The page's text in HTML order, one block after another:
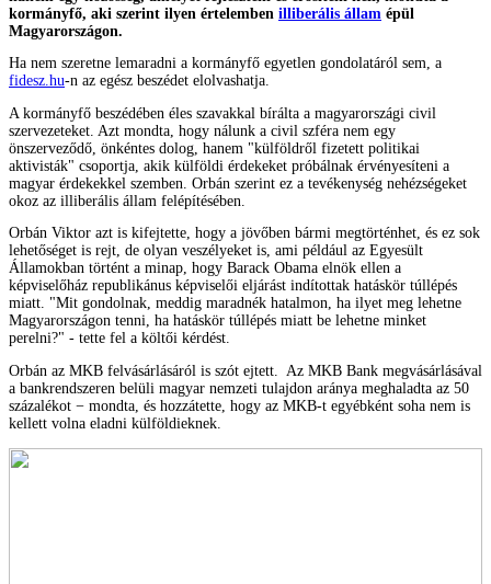
kormányfő, aki szerint ilyen értelemben illiberális állam épül
Magyarországon.
Ha nem szeretne lemaradni a kormányfő egyetlen gondolatáról sem, a
fidesz.hu-n az egész beszédet elolvashatja.
A kormányfő beszédében éles szavakkal bírálta a magyarországi civil
szervezeteket. Azt mondta, hogy nálunk a civil szféra nem egy
önszerveződő, önkéntes dolog, hanem "külföldről fizetett politikai
aktivisták" csoportja, akik külföldi érdekeket próbálnak érvényesíteni a
magyar érdekekkel szemben. Orbán szerint ez a tevékenység nehézségeket
okoz az illiberális állam felépítésében.
Orbán Viktor azt is kifejtette, hogy a jövőben bármi megtörténhet, és ez sok
lehetőséget is rejt, de olyan veszélyeket is, ami például az Egyesült
Államokban történt a minap, hogy Barack Obama elnök ellen a
képviselőház republikánus képviselői eljárást indítottak hatáskör túllépés
miatt. "Mit gondolnak, meddig maradnék hatalmon, ha ilyet meg lehetne
Magyarországon tenni, ha hatáskör túllépés miatt be lehetne minket
perelni?" - tette fel a költői kérdést.
Orbán az MKB felvásárlásáról is szót ejtett. Az MKB Bank megvásárlásával
a bankrendszeren belüli magyar nemzeti tulajdon aránya meghaladta az 50
százalékot − mondta, és hozzátette, hogy az MKB-t egyébként soha nem is
kellett volna eladni külföldieknek.